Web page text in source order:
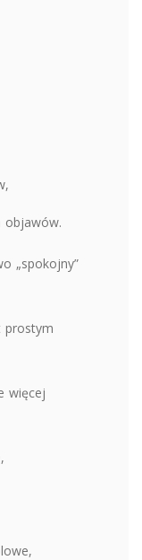
objawów.
„spokojny”
prostym
więcej